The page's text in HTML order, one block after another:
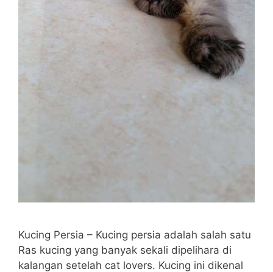
Kucing Persia – Kucing persia adalah salah satu
Ras kucing yang banyak sekali dipelihara di
kalangan setelah cat lovers. Kucing ini dikenal